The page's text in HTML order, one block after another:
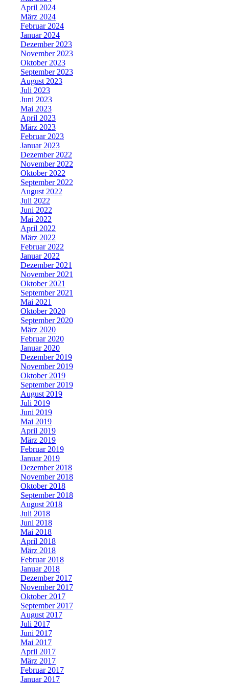
April 2024
März 2024
Februar 2024
Januar 2024
Dezember 2023
November 2023
Oktober 2023
September 2023
August 2023
Juli 2023
Juni 2023
Mai 2023
April 2023
März 2023
Februar 2023
Januar 2023
Dezember 2022
November 2022
Oktober 2022
September 2022
August 2022
Juli 2022
Juni 2022
Mai 2022
April 2022
März 2022
Februar 2022
Januar 2022
Dezember 2021
November 2021
Oktober 2021
September 2021
Mai 2021
Oktober 2020
September 2020
März 2020
Februar 2020
Januar 2020
Dezember 2019
November 2019
Oktober 2019
September 2019
August 2019
Juli 2019
Juni 2019
Mai 2019
April 2019
März 2019
Februar 2019
Januar 2019
Dezember 2018
November 2018
Oktober 2018
September 2018
August 2018
Juli 2018
Juni 2018
Mai 2018
April 2018
März 2018
Februar 2018
Januar 2018
Dezember 2017
November 2017
Oktober 2017
September 2017
August 2017
Juli 2017
Juni 2017
Mai 2017
April 2017
März 2017
Februar 2017
Januar 2017